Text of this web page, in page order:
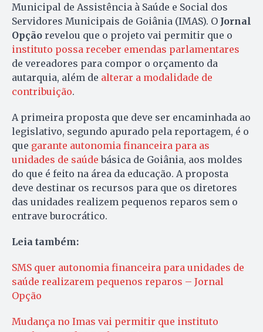
Municipal de Assistência à Saúde e Social dos
Servidores Municipais de Goiânia (IMAS). O Jornal
Opção revelou que o projeto vai permitir que o
instituto possa receber emendas parlamentares
de vereadores para compor o orçamento da
autarquia, além de alterar a modalidade de
contribuição.
A primeira proposta que deve ser encaminhada ao
legislativo, segundo apurado pela reportagem, é o
que garante autonomia financeira para as
unidades de saúde básica de Goiânia, aos moldes
do que é feito na área da educação. A proposta
deve destinar os recursos para que os diretores
das unidades realizem pequenos reparos sem o
entrave burocrático.
Leia também:
SMS quer autonomia financeira para unidades de
saúde realizarem pequenos reparos – Jornal
Opção
Mudança no Imas vai permitir que instituto